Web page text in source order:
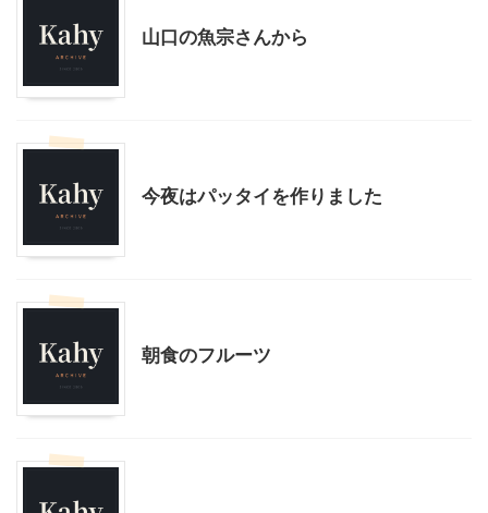
山口の魚宗さんから
今夜はパッタイを作りました
朝食のフルーツ